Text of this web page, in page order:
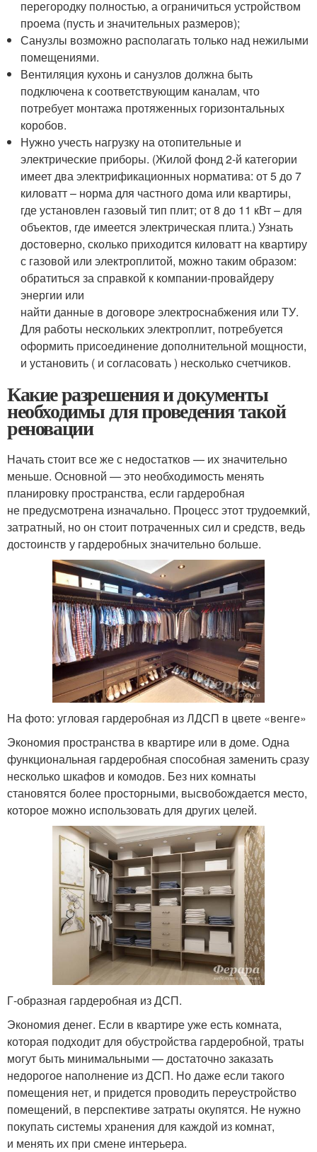
перегородку полностью, а ограничиться устройством
проема (пусть и значительных размеров);
Санузлы возможно располагать только над нежилыми
помещениями.
Вентиляция кухонь и санузлов должна быть
подключена к соответствующим каналам, что
потребует монтажа протяженных горизонтальных
коробов.
Нужно учесть нагрузку на отопительные и
электрические приборы. (Жилой фонд 2-й категории
имеет два электрификационных норматива: от 5 до 7
киловатт – норма для частного дома или квартиры,
где установлен газовый тип плит; от 8 до 11 кВт – для
объектов, где имеется электрическая плита.) Узнать
достоверно, сколько приходится киловатт на квартиру
с газовой или электроплитой, можно таким образом:
обратиться за справкой к компании-провайдеру
энергии или
найти данные в договоре электроснабжения или ТУ.
Для работы нескольких электроплит, потребуется
оформить присоединение дополнительной мощности,
и установить ( и согласовать ) несколько счетчиков.
Какие разрешения и документы
необходимы для проведения такой
реновации
Начать стоит все же с недостатков — их значительно
меньше. Основной — это необходимость менять
планировку пространства, если гардеробная
не предусмотрена изначально. Процесс этот трудоемкий,
затратный, но он стоит потраченных сил и средств, ведь
достоинств у гардеробных значительно больше.
На фото: угловая гардеробная из ЛДСП в цвете «венге»
Экономия пространства в квартире или в доме. Одна
функциональная гардеробная способная заменить сразу
несколько шкафов и комодов. Без них комнаты
становятся более просторными, высвобождается место,
которое можно использовать для других целей.
Г-образная гардеробная из ДСП.
Экономия денег. Если в квартире уже есть комната,
которая подходит для обустройства гардеробной, траты
могут быть минимальными — достаточно заказать
недорогое наполнение из ДСП. Но даже если такого
помещения нет, и придется проводить переустройство
помещений, в перспективе затраты окупятся. Не нужно
покупать системы хранения для каждой из комнат,
и менять их при смене интерьера.